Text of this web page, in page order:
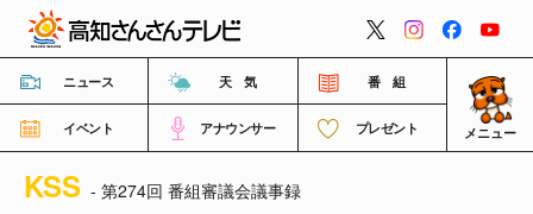
ニュース 天 気 番 組
イベント アナウンサー プレゼント メニュー
番組情報
KSS - 第274回 番組審議会議事録